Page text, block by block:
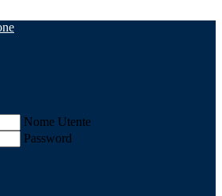
Nome Utente
Password